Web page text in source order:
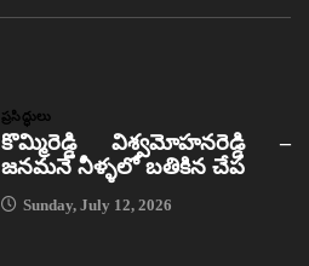
ప్రసిద్ధులు
కొమ్మిరెడ్డి విశ్వమోహనరెడ్డి –
జనమనే నీళ్ళలో బతికిన చేప
Sunday, July 12, 2026